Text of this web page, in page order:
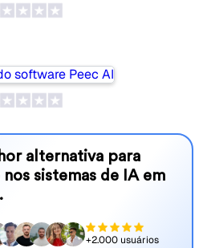
alternativa para
sistemas de IA em
+2.000 usuários